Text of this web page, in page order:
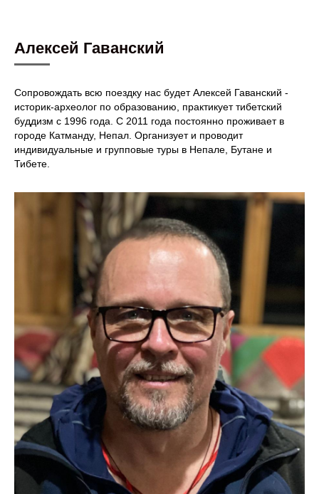
Алексей Гаванский
Сопровождать всю поездку нас будет Алексей Гаванский -
историк-археолог по образованию, практикует тибетский
буддизм с 1996 года. С 2011 года постоянно проживает в
городе Катманду, Непал. Организует и проводит
индивидуальные и групповые туры в Непале, Бутане и
Тибете.